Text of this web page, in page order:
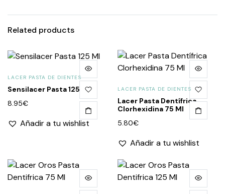
Related products
LACER PASTA DE DIENTES
Sensilacer Pasta 125 Ml
8.95€
Añadir a tu wishlist
LACER PASTA DE DIENTES
Lacer Pasta Dentífrica
Clorhexidina 75 Ml
5.80€
Añadir a tu wishlist